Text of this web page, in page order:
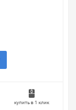
купить в 1 клик